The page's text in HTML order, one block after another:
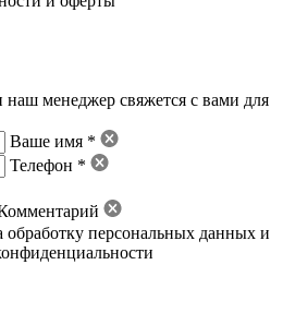
менеджер свяжется с вами для
Ваше имя *
Телефон *
обработку персональных данных и